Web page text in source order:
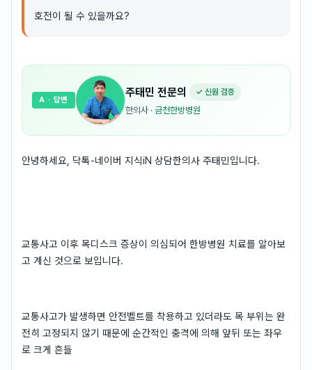
호전이 될 수 있을까요?
주태민 전문의 ✓ 신원 검증
한의사 · 금천한방병원
A · 답변
안녕하세요, 닥톡-네이버 지식iN 상담한의사 주태민입니다.
교통사고 이후 목디스크 증상이 의심되어 한방병원 치료를 알아보
고 계신 것으로 보입니다.
교통사고가 발생하면 안전벨트를 착용하고 있더라도 목 부위는 완
전히 고정되지 않기 때문에 순간적인 충격에 의해 앞뒤 또는 좌우
로 크게 흔들